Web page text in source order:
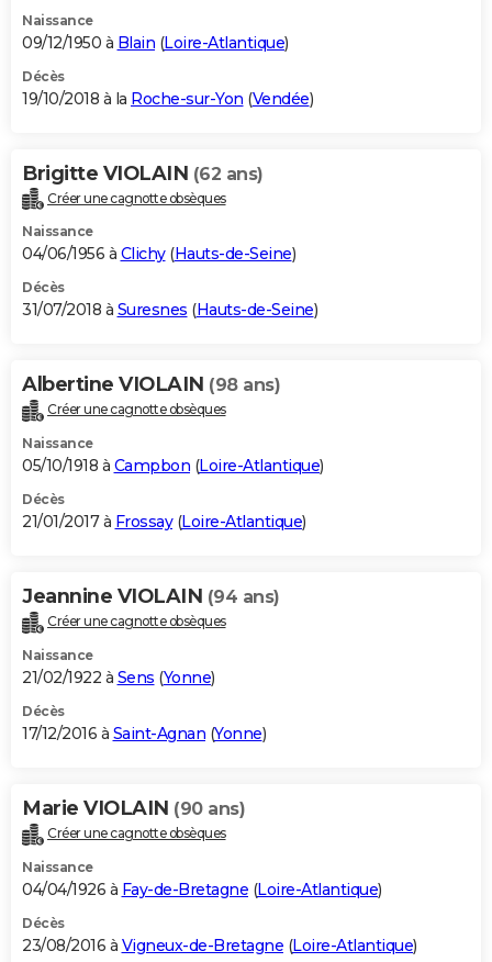
Naissance
09/12/1950 à Blain (Loire-Atlantique)
Décès
19/10/2018 à la Roche-sur-Yon (Vendée)
Brigitte VIOLAIN (62 ans)
Créer une cagnotte obsèques
Naissance
04/06/1956 à Clichy(Hauts-de-Seine)
Décès
31/07/2018 à Suresnes (Hauts-de-Seine)
Albertine VIOLAIN (98 ans)
Créer une cagnotte obsèques
Naissance
05/10/1918 à Campbon (Loire-Atlantique)
Décès
21/01/2017 à Frossay(Loire-Atlantique)
Jeannine VIOLAIN (94 ans)
Créer une cagnotte obsèques
Naissance
21/02/1922 à Sens (Yonne)
Décès
17/12/2016 à Saint-Agnan (Yonne)
Marie VIOLAIN (90 ans)
Créer une cagnotte obsèques
Naissance
04/04/1926 à Fay-de-Bretagne (Loire-Atlantique)
Décès
23/08/2016 à Vigneux-de-Bretagne (Loire-Atlantique)